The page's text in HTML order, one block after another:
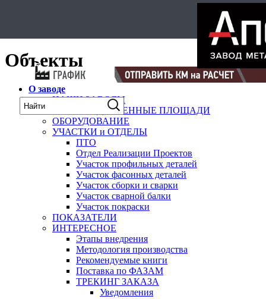
Объекты
О заводе
НАШИ ЗАВОДЫ
ПРОИЗВОДСТВЕННЫЕ ПЛОЩАДИ
ОБОРУДОВАНИЕ
УЧАСТКИ и ОТДЕЛЫ
ПТО
Отдел Реализации Проектов
Участок профильных деталей
Участок фасонных деталей
Участок сборки и сварки
Участок сварной балки
Участок покраски
ПОКАЗАТЕЛИ
ИНТЕРЕСНОЕ
Этапы внедрения
Методология производства
Рекомендуемые книги
Поставка по ФАЗАМ
ТРЕКИНГ ЗАКАЗА
Уведомления